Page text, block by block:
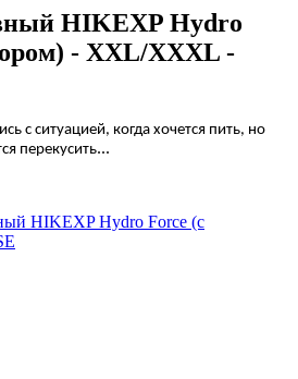
HIKEXP Hydro
- XXL/XXXL -
с ситуацией, когда хочется пить, но
перекусить...